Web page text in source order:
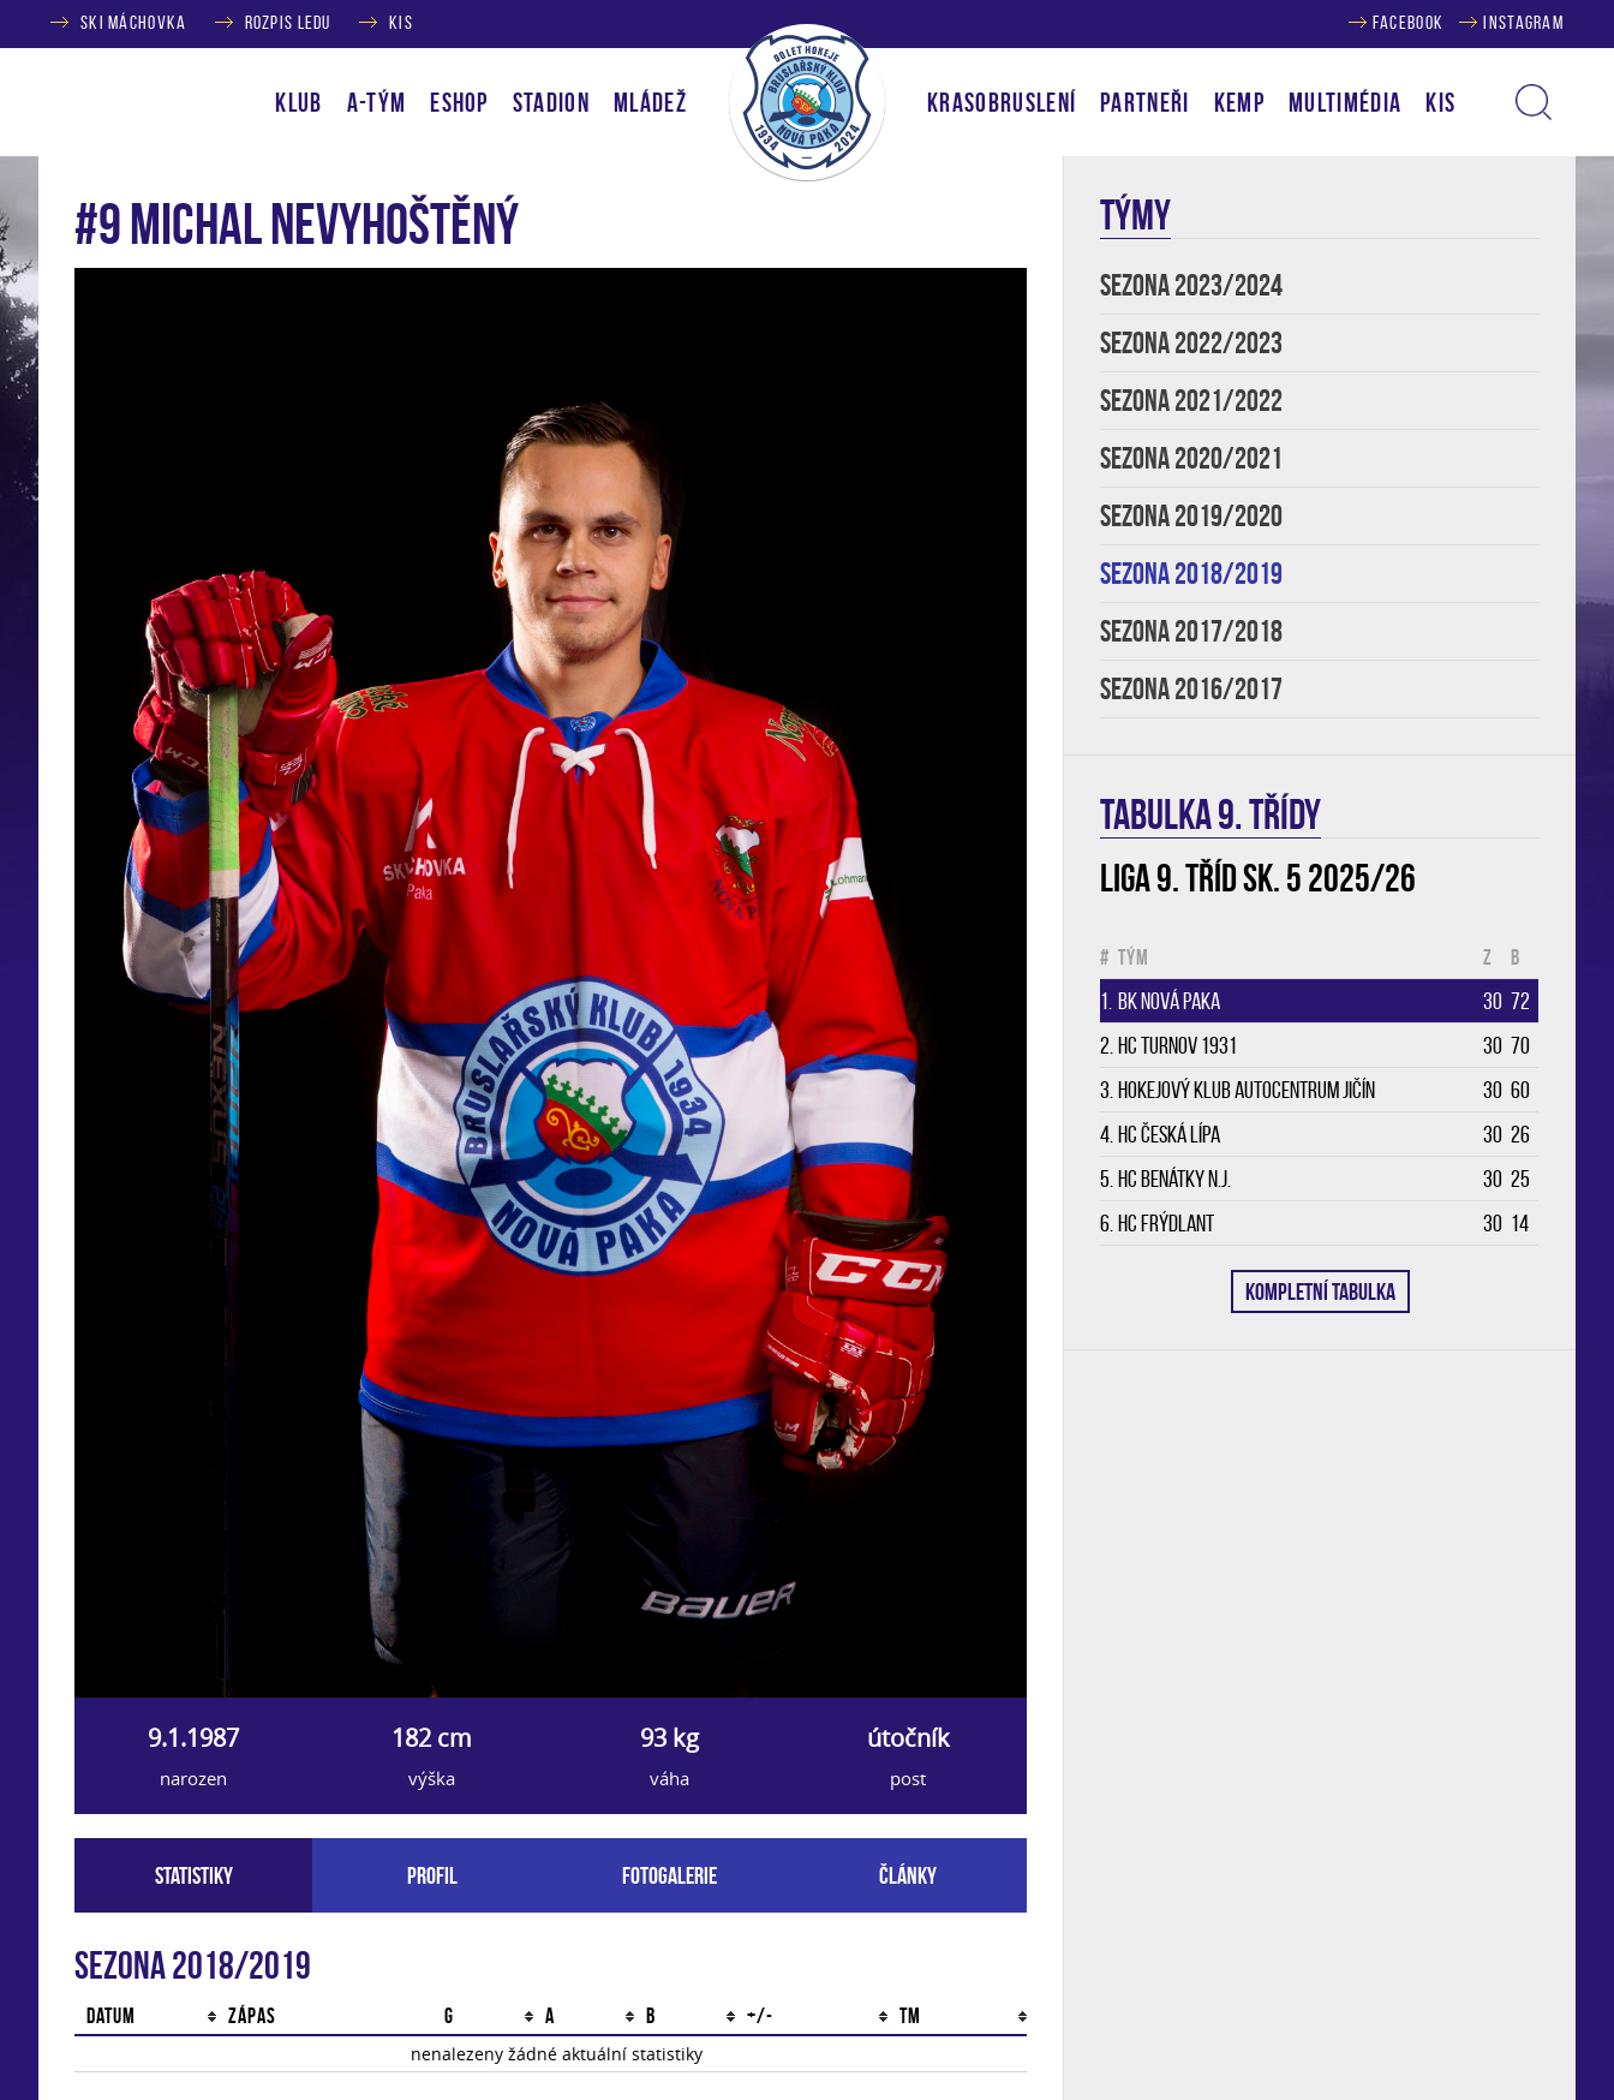
SKI MÁCHOVKA ROZPIS LEDU KIS FACEBOOK INSTAGRAM
KLUB A-TÝM ESHOP STADION MLÁDEŽ KRASOBRUSLENÍ PARTNEŘI KEMP MULTIMÉDIA KIS
#9 Michal Nevyhoštěný
9.1.1987
narozen
182 cm
výška
93 kg
váha
útočník
post
Statistiky Profil Fotogalerie Články
Sezona 2018/2019
Datum Zápas G A B +/- TM
nenalezeny žádné aktuální statistiky
TÝMY
SEZONA 2023/2024
SEZONA 2022/2023
SEZONA 2021/2022
SEZONA 2020/2021
SEZONA 2019/2020
SEZONA 2018/2019
SEZONA 2017/2018
SEZONA 2016/2017
TABULKA 9. třídy
Liga 9. tříd sk. 5 2025/26
# Tým Z B
1. BK Nová Paka 30 72
2. HC Turnov 1931 30 70
3. Hokejový klub Autocentrum Jičín 30 60
4. HC Česká Lípa 30 26
5. HC Benátky n.J. 30 25
6. HC Frýdlant 30 14
KOMPLETNÍ TABULKA